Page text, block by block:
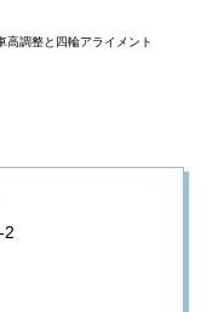
高調整と四輪アライメント
2